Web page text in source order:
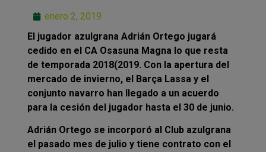
enero 2, 2019
El jugador azulgrana Adrián Ortego jugará
cedido en el CA Osasuna Magna lo que resta
de temporada 2018(2019. Con la apertura del
mercado de invierno, el Barça Lassa y el
conjunto navarro han llegado a un acuerdo
para la cesión del jugador hasta el 30 de junio.
Adrián Ortego se incorporó al Club azulgrana
el pasado mes de julio y tiene contrato con el